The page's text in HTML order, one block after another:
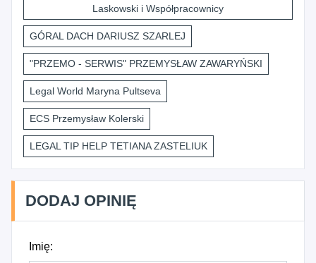
Laskowski i Współpracownicy
GÓRAL DACH DARIUSZ SZARLEJ
"PRZEMO - SERWIS" PRZEMYSŁAW ZAWARYŃSKI
Legal World Maryna Pultseva
ECS Przemysław Kolerski
LEGAL TIP HELP TETIANA ZASTELIUK
DODAJ OPINIĘ
Imię: